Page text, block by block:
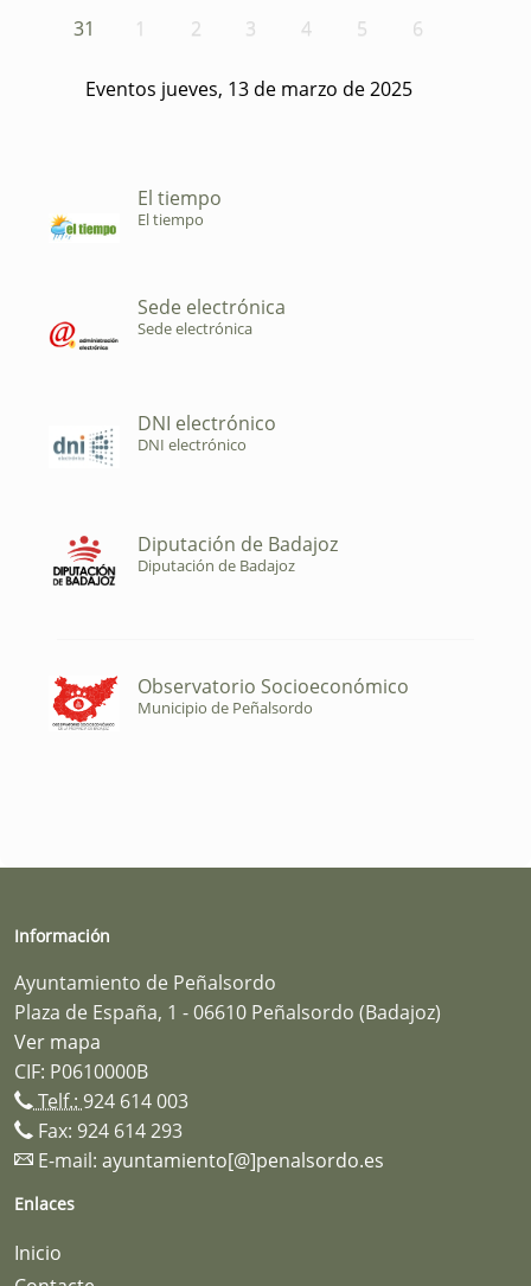
31
1 2 3 4 5 6
Eventos jueves, 13 de marzo de 2025
El tiempo
El tiempo
Sede electrónica
Sede electrónica
DNI electrónico
DNI electrónico
Diputación de Badajoz
Diputación de Badajoz
Observatorio Socioeconómico
Municipio de Peñalsordo
Información
Ayuntamiento de Peñalsordo
Plaza de España, 1 - 06610 Peñalsordo (Badajoz)
Ver mapa
CIF: P0610000B
Telf.: 924 614 003
Fax: 924 614 293
E-mail: ayuntamiento[@]penalsordo.es
Enlaces
Inicio